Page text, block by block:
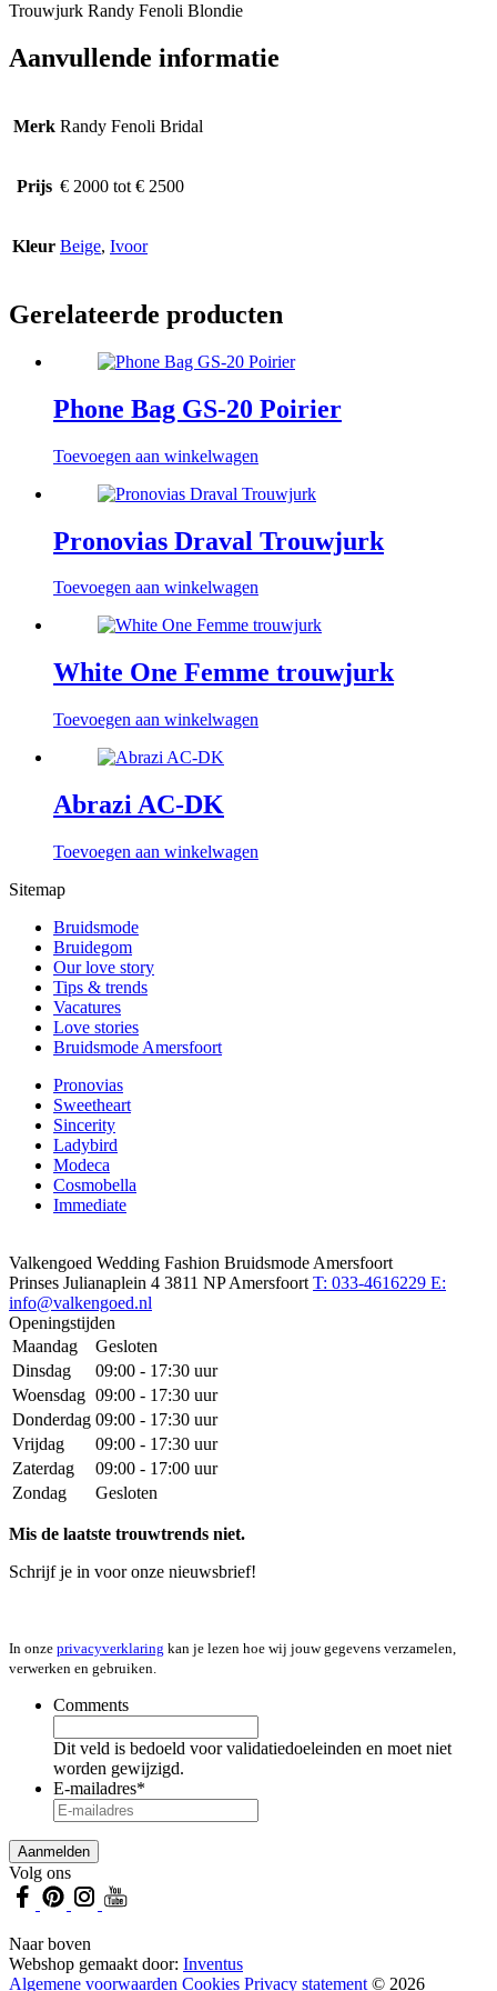
Trouwjurk Randy Fenoli Blondie
Aanvullende informatie
Merk Randy Fenoli Bridal
Prijs € 2000 tot € 2500
Kleur Beige, Ivoor
Gerelateerde producten
Phone Bag GS-20 Poirier
Toevoegen aan winkelwagen
Pronovias Draval Trouwjurk
Toevoegen aan winkelwagen
White One Femme trouwjurk
Toevoegen aan winkelwagen
Abrazi AC-DK
Toevoegen aan winkelwagen
Sitemap
Bruidsmode
Bruidegom
Our love story
Tips & trends
Vacatures
Love stories
Bruidsmode Amersfoort
Pronovias
Sweetheart
Sincerity
Ladybird
Modeca
Cosmobella
Immediate
Valkengoed Wedding Fashion Bruidsmode Amersfoort
Prinses Julianaplein 4 3811 NP Amersfoort T: 033-4616229 E:
info@valkengoed.nl
Openingstijden
Maandag
Gesloten
Dinsdag
09:00 - 17:30 uur
Woensdag 09:00 - 17:30 uur
Donderdag 09:00 - 17:30 uur
Vrijdag
09:00 - 17:30 uur
Zaterdag
09:00 - 17:00 uur
Zondag
Gesloten
Mis de laatste trouwtrends niet.
Schrijf je in voor onze nieuwsbrief!
In onze privacyverklaring kan je lezen hoe wij jouw gegevens verzamelen,
verwerken en gebruiken.
Comments
Dit veld is bedoeld voor validatiedoeleinden en moet niet
worden gewijzigd.
E-mailadres*
Volg ons
Naar boven
Webshop gemaakt door: Inventus
Algemene voorwaarden Cookies Privacy statement © 2026